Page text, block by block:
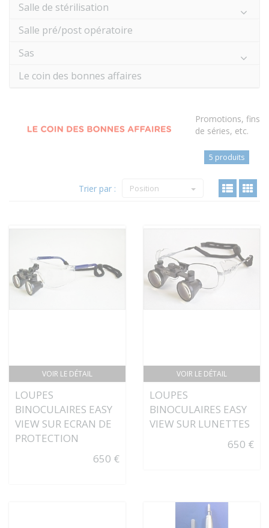
Salle de stérilisation
Salle pré/post opératoire
Sas
Le coin des bonnes affaires
Promotions, fins
de séries, etc.
5 produits
Trier par : Position
VOIR LE DÉTAIL
LOUPES
BINOCULAIRES EASY
VIEW SUR ECRAN DE
PROTECTION
650 €
VOIR LE DÉTAIL
LOUPES
BINOCULAIRES EASY
VIEW SUR LUNETTES
650 €